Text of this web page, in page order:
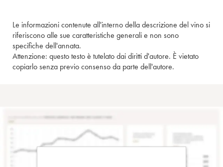
Le informazioni contenute all'interno della descrizione del vino si
riferiscono alle sue caratteristiche generali e non sono
specifiche dell'annata.
Attenzione: questo testo è tutelato dai diritti d'autore. È vietato
copiarlo senza previo consenso da parte dell'autore.